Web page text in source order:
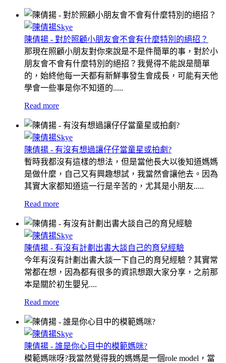
陳倩揚 - 對於照顧小朋友會不會有什麼特別的絕招？
那現在照顧小朋友對你來說是不是件簡單的事，對於小
朋友會不會有什麼特別的絕招？我覺得不能說是簡單
的，始終他每一天都有新鮮事發生會成長，可能有天他
學會一些事是你不知道的.....
Read more
陳倩揚 - 有沒有想過讓仔仔當童星或拍劇?
暫時我都沒有這樣的想法，但是當他長大以後知道媽媽
是做什麼，自己又有興趣想試，我當然會讓他去。因為
其實大家都知道這一行是辛苦的，尤其是小朋友.....
Read more
陳倩揚 - 有沒有計劃出書大談自己的育兒經驗
今年有沒有計劃出書大談一下自己的育兒經驗？其實常
常都在想，因為都有很多的資訊想跟大家分享，之前那
本是關於初生嬰兒....
Read more
陳倩揚 - 誰是你心目中的模範媽咪?
模範媽咪呀?我當然覺得我的媽媽是一個role model，當